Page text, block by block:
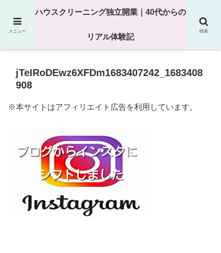
25年以上の現場経験をもとにハウスクリーニング独立の現実
jTeIRoDEwz6XFDm1683407242_1683408
908
※本サイトはアフィリエイト広告を利用しています。
メニュー
ハウスクリーニング独立開業｜40代からの
リアル体験記
検索